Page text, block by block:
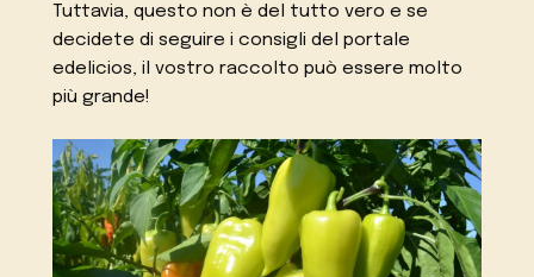
Tuttavia, questo non è del tutto vero e se
decidete di seguire i consigli del portale
edelicios, il vostro raccolto può essere molto
più grande!